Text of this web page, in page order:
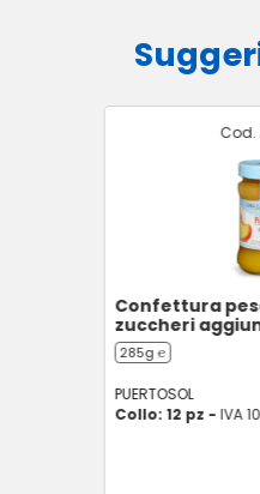
Cod.
Confettura
zuccheri
285g ℮
PUERTOSOL
Collo: 12 pz - IVA